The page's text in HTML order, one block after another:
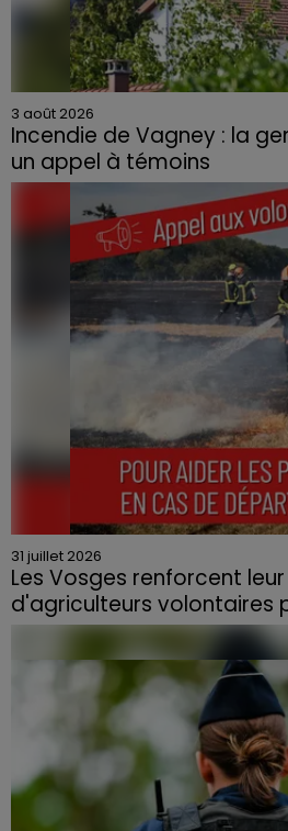
3 août 2026
Incendie de Vagney : la
un appel à témoins
Le feu, parti d'une haie avant
quartier résidentiel, avait
contraint à l'évacuation d'une
31 juillet 2026
Les Vosges renforcent
d'agriculteurs volontaires
Face à la sécheresse et aux
la Chambre d'agriculture des
aux agriculteurs volontaires